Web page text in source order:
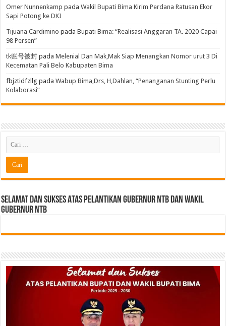
Omer Nunnenkamp padaWakil Bupati Bima Kirim Perdana Ratusan Ekor
Sapi Potong ke DKI
Tijuana Cardimino padaBupati Bima: “Realisasi Anggaran TA. 2020 Capai
98 Persen”
tk账号被封 padaMelenial Dan Mak,Mak Siap Menangkan Nomor urut 3 Di
Kecematan Pali Belo Kabupaten Bima
fbjztidfzllg padaWabup Bima,Drs, H,Dahlan, “Penanganan Stunting Perlu
Kolaborasi”
Selamat dan sukses Atas pelantikan Gubernur NTB Dan Wakil
gubernur NTB